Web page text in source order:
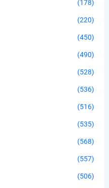
(178)
(220)
(450)
(490)
(528)
(536)
(516)
(535)
(568)
(557)
(506)